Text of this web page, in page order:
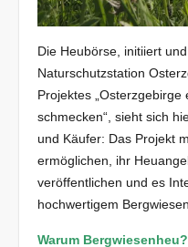
Die Heubörse, initiiert
Naturschutzstation
Projektes
schmecken“, sieht sich
und Käufer: Das Projekt
ermöglichen, ihr
veröffentlichen und es
hochwertigem
Warum Bergwiesenheu?